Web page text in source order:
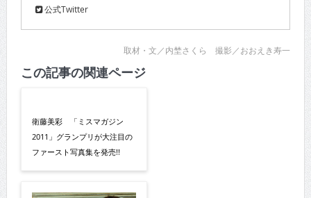
公式Twitter
取材・文／内埜さくら 撮影／おおえき寿一
この記事の関連ページ
衛藤美彩 「ミスマガジン
2011」グランプリが大注目の
ファースト写真集を発売!!